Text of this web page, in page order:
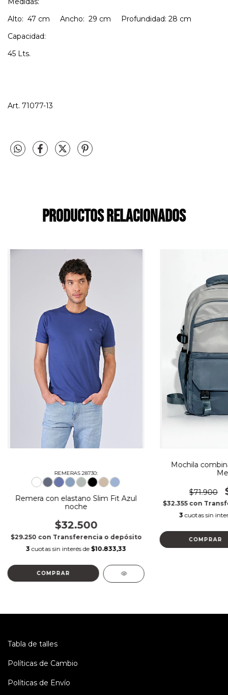
Alto: 47 cm Ancho: 29 cm Profundidad: 28 cm
Capacidad:
45 Lts.
Art. 71077-13
Productos relacionados
REMERAS 28730:
Remera con elastano Slim Fit Azul
noche
$32.500
$29.250 con Transferencia o depósito
3 cuotas sin interés de $10.833,33
COMPRAR
Mochila
$71.900
$32.355 con
3 cuotas sin
COMPRAR
Tabla de talles
Políticas de Cambio
Políticas de Envío